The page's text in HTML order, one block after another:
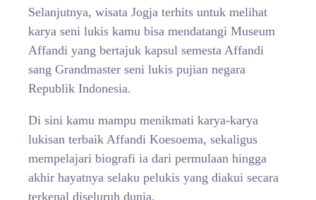
Selanjutnya, wisata Jogja terhits untuk melihat
karya seni lukis kamu bisa mendatangi Museum
Affandi yang bertajuk kapsul semesta Affandi
sang Grandmaster seni lukis pujian negara
Republik Indonesia.
Di sini kamu mampu menikmati karya-karya
lukisan terbaik Affandi Koesoema, sekaligus
mempelajari biografi ia dari permulaan hingga
akhir hayatnya selaku pelukis yang diakui secara
terkenal diseluruh dunia.